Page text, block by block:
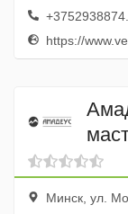
+3752938874...
https://
Минск, ул.